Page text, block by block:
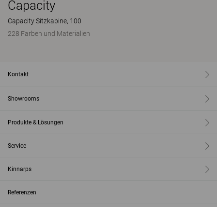
Capacity
Capacity Sitzkabine, 100
228 Farben und Materialien
Kontakt
Showrooms
Produkte & Lösungen
Service
Kinnarps
Referenzen